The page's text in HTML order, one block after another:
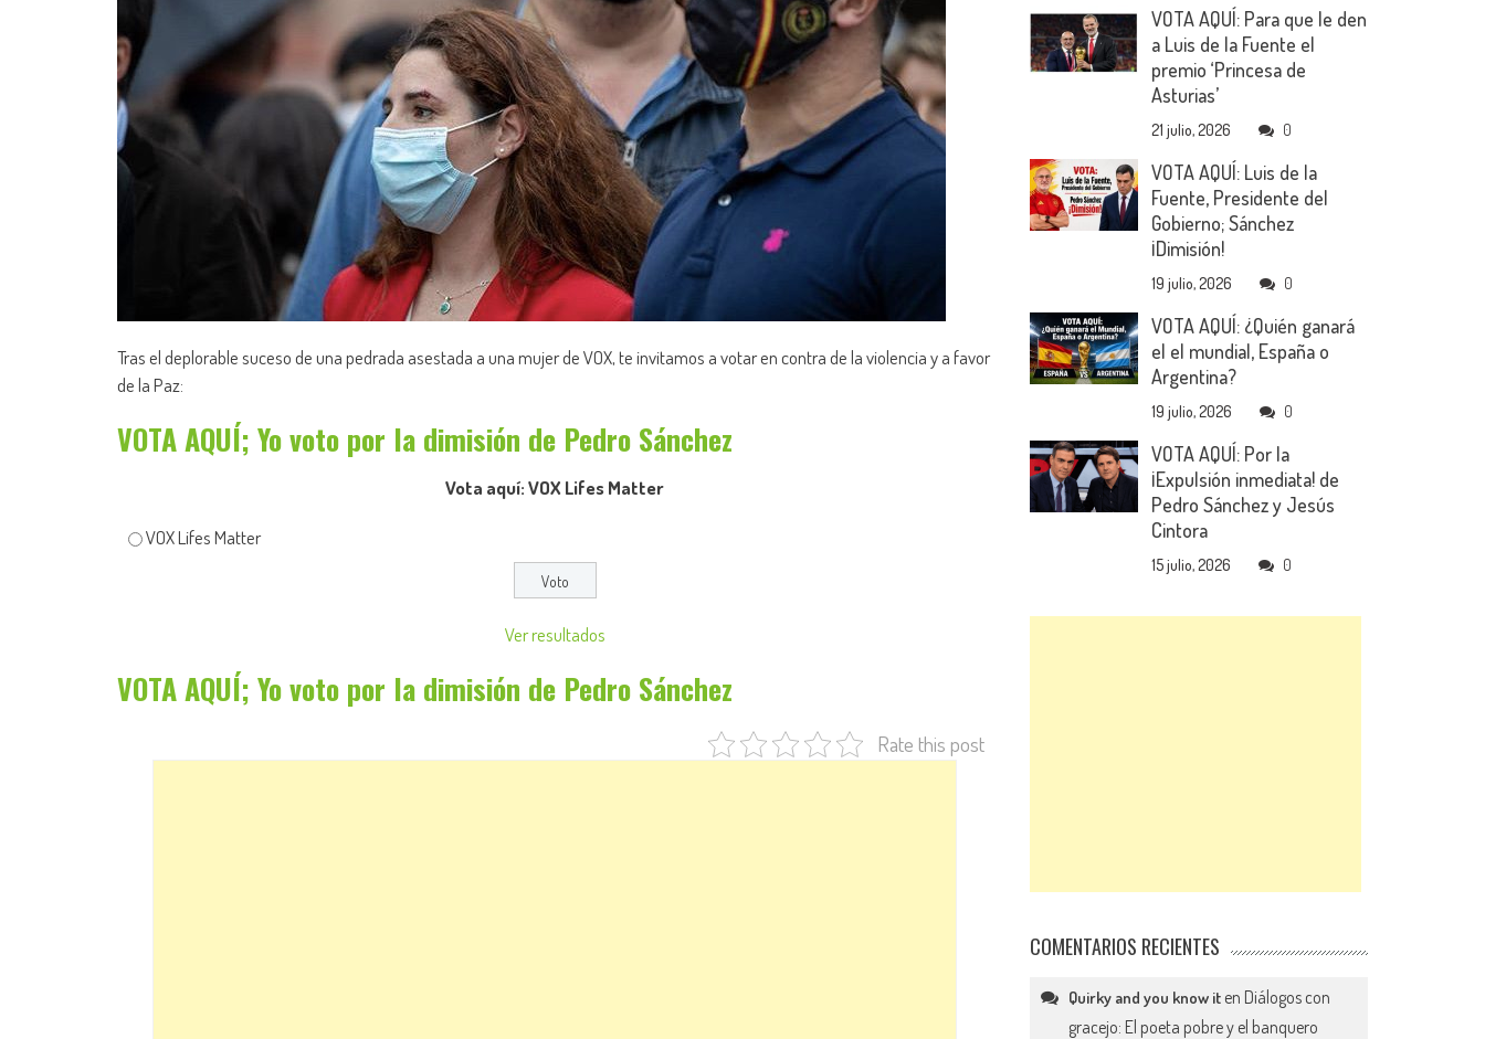
Tras el deplorable suceso de una pedrada asestada a una mujer de VOX, te invitamos a votar en contra de la violencia y a favor
de la Paz:
VOTA AQUÍ; Yo voto por la dimisión de Pedro Sánchez
Vota aquí: VOX Lifes Matter
VOX Lifes Matter
Ver resultados
VOTA AQUÍ; Yo voto por la dimisión de Pedro Sánchez
Rate this post
VOTA AQUÍ: Para que le den
a Luis de la Fuente el
premio ‘Princesa de
Asturias’
21 julio, 2026 0
VOTA AQUÍ: Luis de la
Fuente, Presidente del
Gobierno; Sánchez
¡Dimisión!
19 julio, 2026 0
VOTA AQUÍ: ¿Quién ganará
el el mundial, España o
Argentina?
19 julio, 2026 0
VOTA AQUÍ: Por la
¡Expulsión inmediata! de
Pedro Sánchez y Jesús
Cintora
15 julio, 2026 0
COMENTARIOS RECIENTES
Quirky and you know it en Diálogos con
gracejo: El poeta pobre y el banquero